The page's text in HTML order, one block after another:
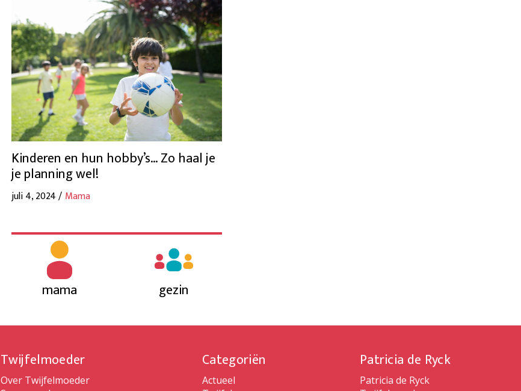
Kinderen en hun hobby’s… Zo haal je
je planning wel!
juli 4, 2024 / Mama
mama gezin
Twijfelmoeder
Over Twijfelmoeder
Categoriën
Actueel
Patricia de Ryck
Patricia de Ryck